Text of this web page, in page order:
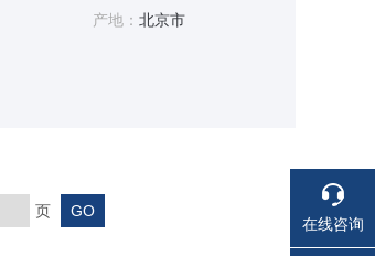
产地：北京市
页
在线咨询